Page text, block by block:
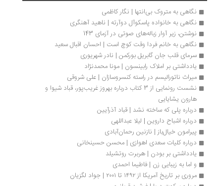
نگاهی به متروک بی‌انتها | نگار کاظمی
نگاهی به خانواده پاسکوآل دوآرته | ناهید آهنگری
نوشتن، زیر آوار زباله‌های صوتی در آزمای 143
نگاهی به خانم فردا وقت کوچ است | احسان اقبال سعید
سرمای قلب جان گابریل بورکمن | نادر شهریوری
یادداشتی بر املاک رابینسون | مونا محمدنژاد
میراث ناتورالیسم در راسته کنسروسازان | علی شروقی
نشست رونمایی از 3 کتاب درباره بهروز غریب‌پور، قباد شیوا و
هارون یشایایی
درباره پلی که ساخته نشد | قباد آذرآیین
درباره اشباح داروین | لیلا عبداللهی‌
پیرامون خیال‌باز | نازنین رحمان‌آبادی
درباره کلیات سعدی اهوازی | محسن حسینخانی
یادداشتی بر بودن | هربرت روتشیلد
و اما به زیبایی زن | فاطیما احمدی
مروری بر تاریخ آمریکا از ۱۴۹۲ تا ۲۰۰۱ | جواد لگزیان